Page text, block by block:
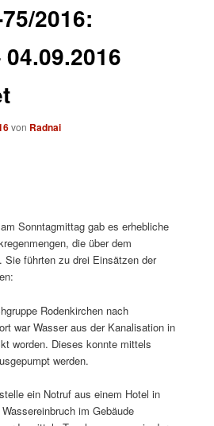
2016:
von Radnai
Sonntagmittag gab es erhebliche
die über dem
Sie führten zu drei Einsätzen der
Rodenkirchen nach
war Wasser aus der Kanalisation in
worden. Dieses konnte mittels
werden.
ein Notruf aus einem Hotel in
im Gebäude